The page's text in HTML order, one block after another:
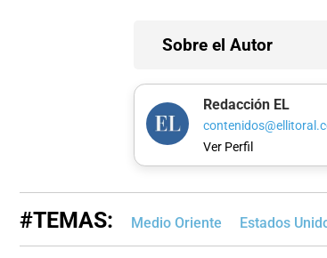
Sobre el Autor
Redacción EL
Ver Perfil
#TEMAS: Medio Oriente Estados